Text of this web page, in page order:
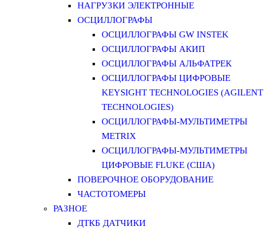
НАГРУЗКИ ЭЛЕКТРОННЫЕ
ОСЦИЛЛОГРАФЫ
ОСЦИЛЛОГРАФЫ GW INSTEK
ОСЦИЛЛОГРАФЫ АКИП
ОСЦИЛЛОГРАФЫ АЛЬФАТРЕК
ОСЦИЛЛОГРАФЫ ЦИФРОВЫЕ
KEYSIGHT TECHNOLOGIES (AGILENT
TECHNOLOGIES)
ОСЦИЛЛОГРАФЫ-МУЛЬТИМЕТРЫ
METRIX
ОСЦИЛЛОГРАФЫ-МУЛЬТИМЕТРЫ
ЦИФРОВЫЕ FLUKE (США)
ПОВЕРОЧНОЕ ОБОРУДОВАНИЕ
ЧАСТОТОМЕРЫ
РАЗНОЕ
ДТКБ ДАТЧИКИ